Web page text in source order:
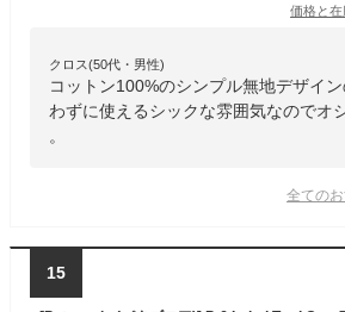
価格と在
クロス(50代・男性)
コットン100%のシンプル無地デザイ
わずに使えるシックな雰囲気なのでオ
。
全ての
15